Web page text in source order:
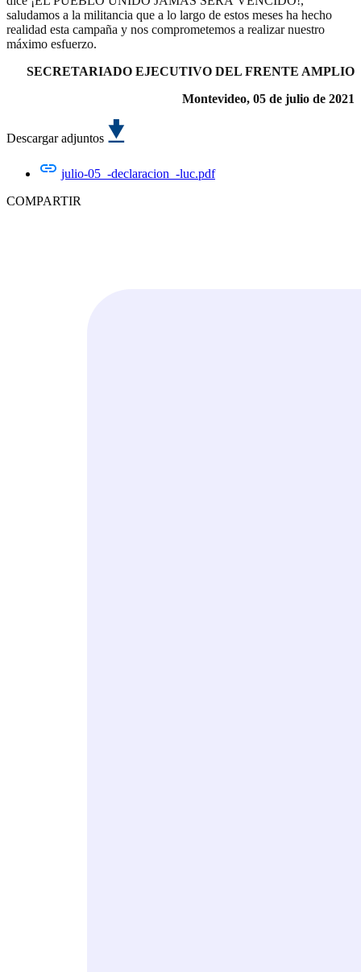
saludamos a la militancia que a lo largo de estos meses ha hecho
realidad esta campaña y nos comprometemos a realizar nuestro
máximo esfuerzo.
SECRETARIADO EJECUTIVO DEL FRENTE AMPLIO
Montevideo, 05 de julio de 2021
Descargar adjuntos
julio-05_-declaracion_-luc.pdf
COMPARTIR